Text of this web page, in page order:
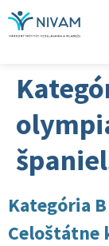
Kategória
Celoštátne